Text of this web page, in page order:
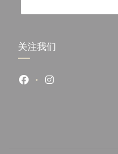
关注我们
Facebook ((在新窗口
Instagram ((在新